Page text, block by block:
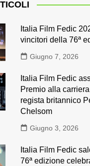
Italia Film Fedic
vincitori della 76ª
Giugno 7, 2026
Italia Film Fedic
Premio alla carriera
regista britannico
Chelsom
Giugno 3, 2026
Italia Film Fedic
76ª edizione